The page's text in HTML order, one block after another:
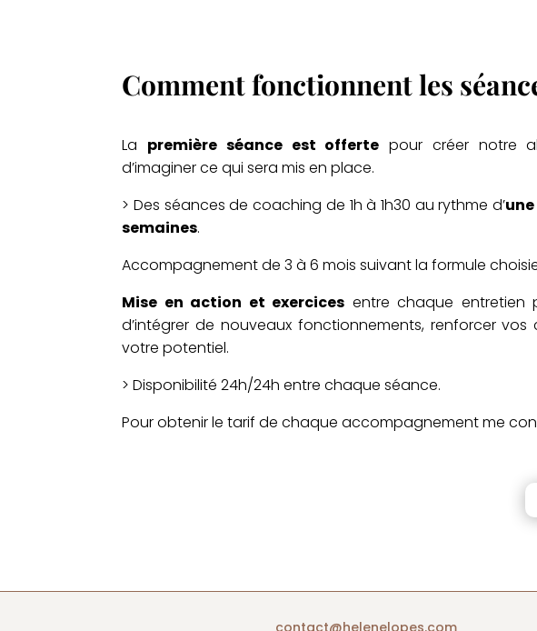
Comment fonctionnent les
La première séance est offerte pour créer notre
d’imaginer ce qui sera mis en place.
> Des séances de coaching de 1h à 1h30 au rythme d’
semaines.
Accompagnement de 3 à 6 mois suivant la formule
Mise en action et exercices entre chaque entretien
d’intégrer de nouveaux fonctionnements, renforcer vos
votre potentiel.
> Disponibilité 24h/24h entre chaque séance.
Pour obtenir le tarif de chaque accompagnement me
contact@helenelopes.com